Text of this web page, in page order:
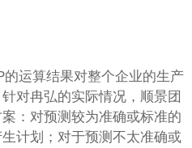
运算结果对整个企业的生产
对冉弘的实际情况，顺景团
：对预测较为准确或标准的
计划；对于预测不太准确或